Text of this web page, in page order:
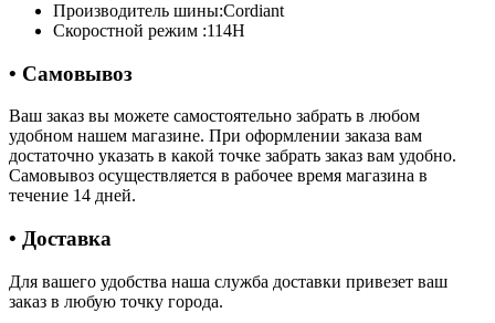
Производитель шины:Cordiant
Скоростной режим :114H
• Самовывоз
Ваш заказ вы можете самостоятельно забрать в любом
удобном нашем магазине. При оформлении заказа вам
достаточно указать в какой точке забрать заказ вам удобно.
Самовывоз осуществляется в рабочее время магазина в
течение 14 дней.
• Доставка
Для вашего удобства наша служба доставки привезет ваш
заказ в любую точку города.